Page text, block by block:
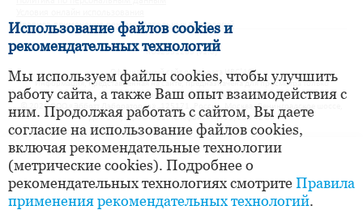
Правила применения рекомендательных технологий
RUS2351265 (v1.0)
Официальный сайт препарата ИРС 19
Информация, представленная на сайте, предназначена для просмотра только
совершеннолетними лицами.
© 2026 ООО «Эбботт Лэбораториз», 125171, Россия, Москва, Ленинградское шоссе,
дом 16А, строение 1. Телефон: +7 (495) 258 42 80
Использование файлов cookies и
рекомендательных технологий
Мы используем файлы cookies, чтобы улучшить
работу сайта, а также Ваш опыт взаимодействия с
ним. Продолжая работать с сайтом, Вы даете
согласие на использование файлов cookies,
включая рекомендательные технологии
(метрические cookies). Подробнее о
рекомендательных технологиях смотритеПравила
применения рекомендательных технологий.